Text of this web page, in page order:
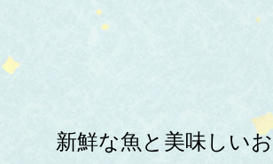
新鮮な魚と美味しい